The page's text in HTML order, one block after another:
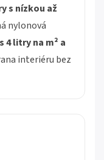
s nízkou až
nylonová
4 litry na m² a
interiéru bez